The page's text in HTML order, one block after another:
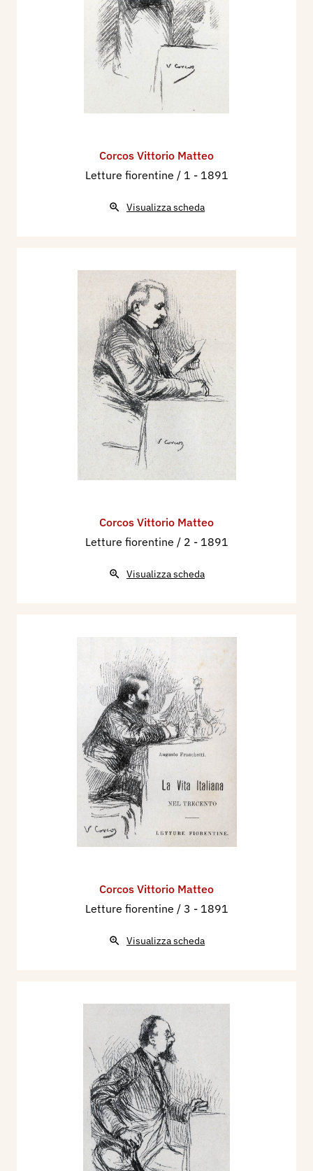
Corcos Vittorio Matteo
Letture fiorentine / 1 - 1891
Visualizza scheda
Corcos Vittorio Matteo
Letture fiorentine / 2 - 1891
Visualizza scheda
Corcos Vittorio Matteo
Letture fiorentine / 3 - 1891
Visualizza scheda